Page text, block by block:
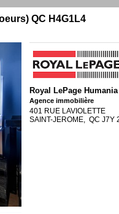
QC H4G1L4
Royal LePage Humania
Agence immobilière
401 RUE LAVIOLETTE
SAINT-JEROME, QC J7Y